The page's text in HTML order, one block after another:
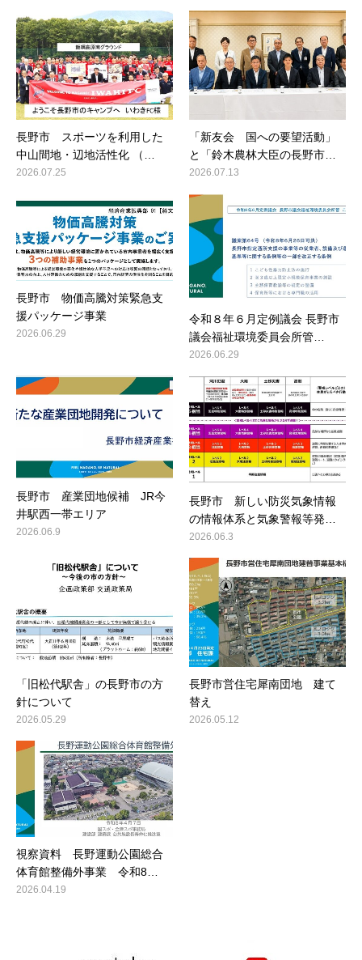
長野市 スポーツを利用した
中山間地・辺地活性化 （…
2026.07.25
「新友会 国への要望活動」
と「鈴木農林大臣の長野市…
2026.07.13
長野市 物価高騰対策緊急支
援パッケージ事業
2026.06.29
令和８年６月定例議会 長野市
議会福祉環境委員会所管…
2026.06.29
長野市 産業団地候補 JR今
井駅西一帯エリア
2026.06.9
長野市 新しい防災気象情報
の情報体系と気象警報等発…
2026.06.3
「旧松代駅舎」の長野市の方
針について
2026.05.29
長野市営住宅犀南団地 建て
替え
2026.05.12
視察資料 長野運動公園総合
体育館整備外事業 令和8…
2026.04.19